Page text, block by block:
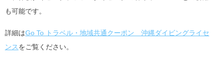
も可能です。
詳細はGo To トラベル・地域共通クーポン 沖縄ダイビングライセ
ンスをご覧ください。